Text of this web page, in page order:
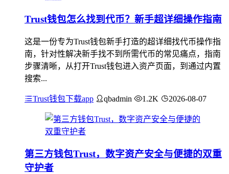
Trust钱包怎么找到代币？新手超详细操作指南
这是一份专为Trust钱包新手打造的超详细找代币操作指
南，针对性解决新手找不到所需代币的常见痛点，指南
步骤清晰，从打开Trust钱包进入资产页面，到通过内置
搜索...
Trust钱包下载app qbadmin 1.2K 2026-08-07
第三方钱包Trust，数字资产安全与便捷的双重
守护者